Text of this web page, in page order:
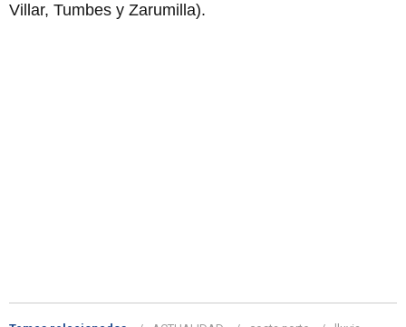
Villar, Tumbes y Zarumilla).